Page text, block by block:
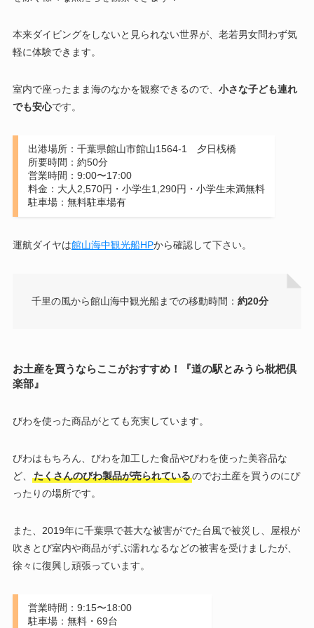
本来ダイビングをしないと見られない世界が、老若男女問わず気
軽に体験できます。
室内で座ったまま海のなかを観察できるので、 小さな子ども連れ
でも安心です。
出港場所：千葉県館山市館山1564-1 夕日桟橋
所要時間：約50分
営業時間：9:00〜17:00
料金：大人2,570円・小学生1,290円・小学生未満無料
駐車場：無料駐車場有
運航ダイヤは館山海中観光船HPから確認して下さい。
千里の風から館山海中観光船までの移動時間： 約20分
お土産を買うならここがおすすめ！『道の駅とみうら枇杷倶
楽部』
びわを使った商品がとても充実しています。
びわはもちろん、びわを加工した食品やびわを使った美容品な
ど、
たくさんのびわ製品が売られているのでお土産を買うのにぴ
ったりの場所です。
また、2019年に千葉県で甚大な被害がでた台風で被災し、屋根が
吹きとび室内や商品がずぶ濡れなるなどの被害を受けましたが、
徐々に復興し頑張っています。
営業時間：9:15〜18:00
駐車場：無料・69台